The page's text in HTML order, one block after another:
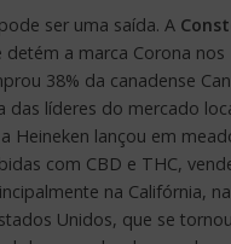
ser uma saída. A
detém a marca Corona nos
38% da canadense
das líderes do mercado
Heineken lançou em
com CBD e THC,
na Califórnia,
Unidos, que se